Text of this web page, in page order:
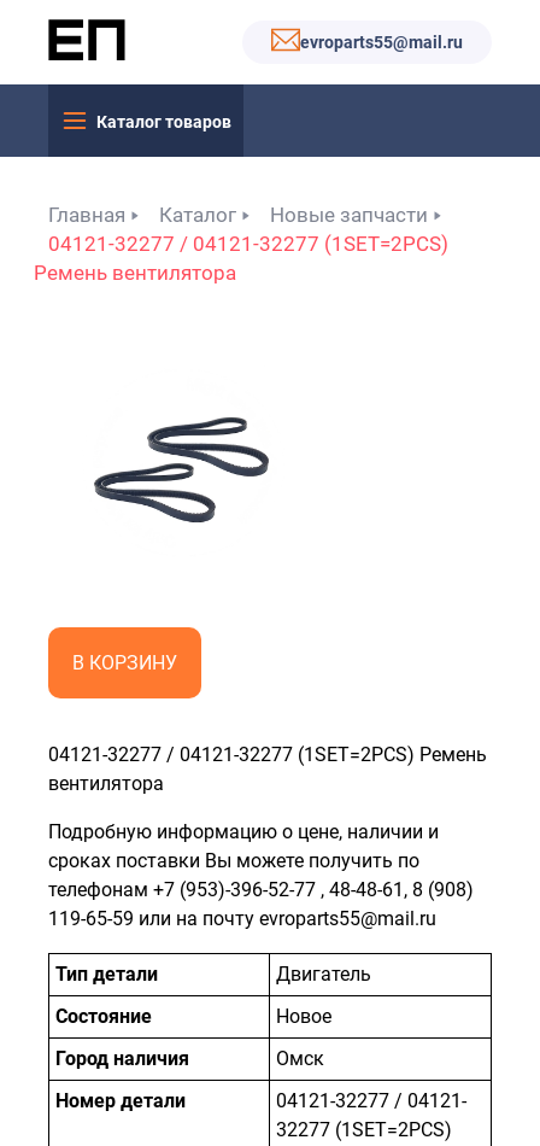
evroparts55@mail.ru
Каталог товаров
Главная Каталог
Новые запчасти
04121-32277 / 04121-32277 (1SET=2PCS)
Ремень вентилятора
В КОРЗИНУ
04121-32277 / 04121-32277 (1SET=2PCS) Ремень
вентилятора
Подробную информацию о цене, наличии и
сроках поставки Вы можете получить по
телефонам +7 (953)-396-52-77 , 48-48-61 , 8 (908)
119-65-59 или на почту evroparts55@mail.ru
Тип детали
Двигатель
Состояние
Новое
Город наличия
Омск
Номер детали
04121-32277 / 04121-
32277 (1SET=2PCS)